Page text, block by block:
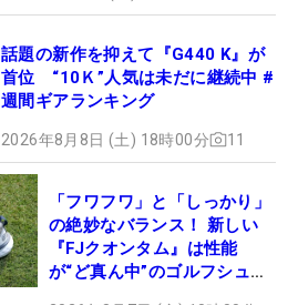
話題の新作を抑えて『G440 K』が
首位 “10Ｋ”人気は未だに継続中 #
週間ギアランキング
2026年8月8日 (土) 18時00分 11
「フワフワ」と「しっかり」
の絶妙なバランス！ 新しい
『FJクオンタム』は性能
が“ど真ん中”のゴルフシュー